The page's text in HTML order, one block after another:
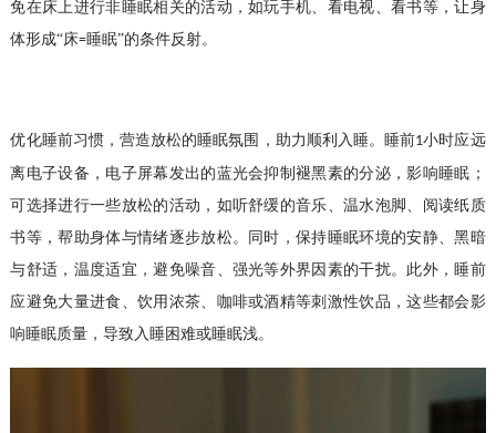
免在床上进行非睡眠相关的活动，如玩手机、看电视、看书等，让身
体形成“床=睡眠”的条件反射。
优化睡前习惯，营造放松的睡眠氛围，助力顺利入睡。睡前1小时应远
离电子设备，电子屏幕发出的蓝光会抑制褪黑素的分泌，影响睡眠；
可选择进行一些放松的活动，如听舒缓的音乐、温水泡脚、阅读纸质
书等，帮助身体与情绪逐步放松。同时，保持睡眠环境的安静、黑暗
与舒适，温度适宜，避免噪音、强光等外界因素的干扰。此外，睡前
应避免大量进食、饮用浓茶、咖啡或酒精等刺激性饮品，这些都会影
响睡眠质量，导致入睡困难或睡眠浅。